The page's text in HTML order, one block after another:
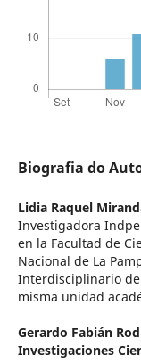
Biografia do
Lidia Raquel
Investigadora
en la Facultad de
Nacional de La
Interdisciplinario de
misma unidad
Gerardo Fabián
Investigaciones